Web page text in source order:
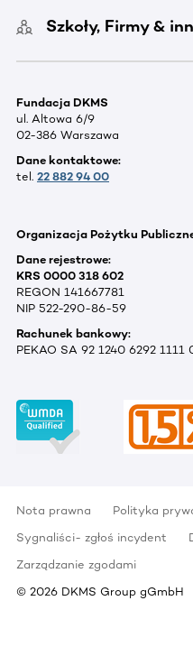
Szkoły, Firmy &
Fundacja DKMS
ul. Altowa 6/9
02-386 Warszawa
Dane kontaktowe:
tel. 22 882 94 00
Organizacja Pożytku
Dane rejestrowe:
KRS 0000 318 602
REGON 141667781
NIP 522-290-86-59
Rachunek bankowy:
PEKAO SA 92 1240 6292
Nota prawna Polityka
Sygnaliści- zgłoś incydent
Zarządzanie zgodami
© 2026 DKMS Group gGmbH